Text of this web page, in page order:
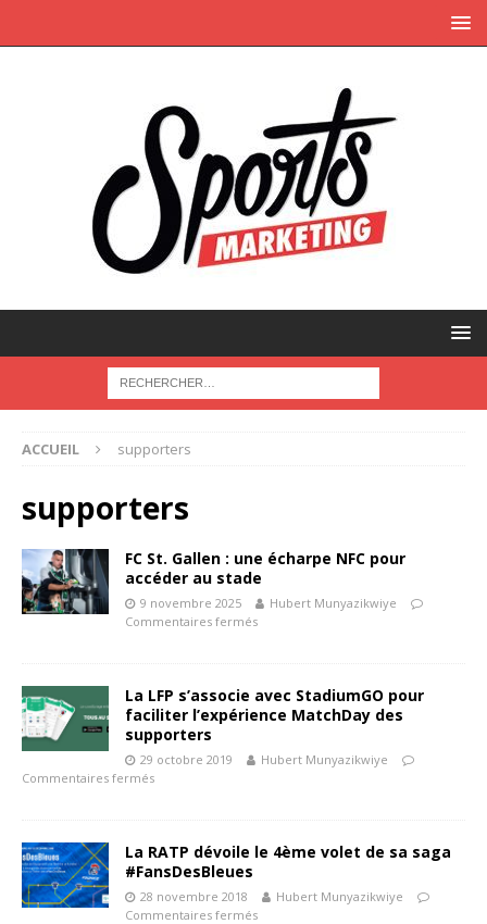
ACCUEIL supporters
supporters
FC St. Gallen : une écharpe NFC pour
accéder au stade
9 novembre 2025
Hubert Munyazikwiye
Commentaires fermés
La LFP s’associe avec StadiumGO pour
faciliter l’expérience MatchDay des
supporters
29 octobre 2019
Hubert Munyazikwiye
Commentaires fermés
La RATP dévoile le 4ème volet de sa saga
#FansDesBleues
28 novembre 2018
Hubert Munyazikwiye
Commentaires fermés